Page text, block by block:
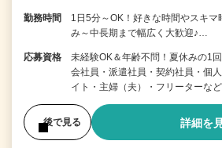
勤務時間
1日5分～OK！好きな時間やスキ
み～中長期まで幅広く大歓迎♪…
応募資格
未経験OK＆年齢不問！夏休みの1
会社員・派遣社員・契約社員・個
イト・主婦（夫）・フリーターな
後で見る 詳細を